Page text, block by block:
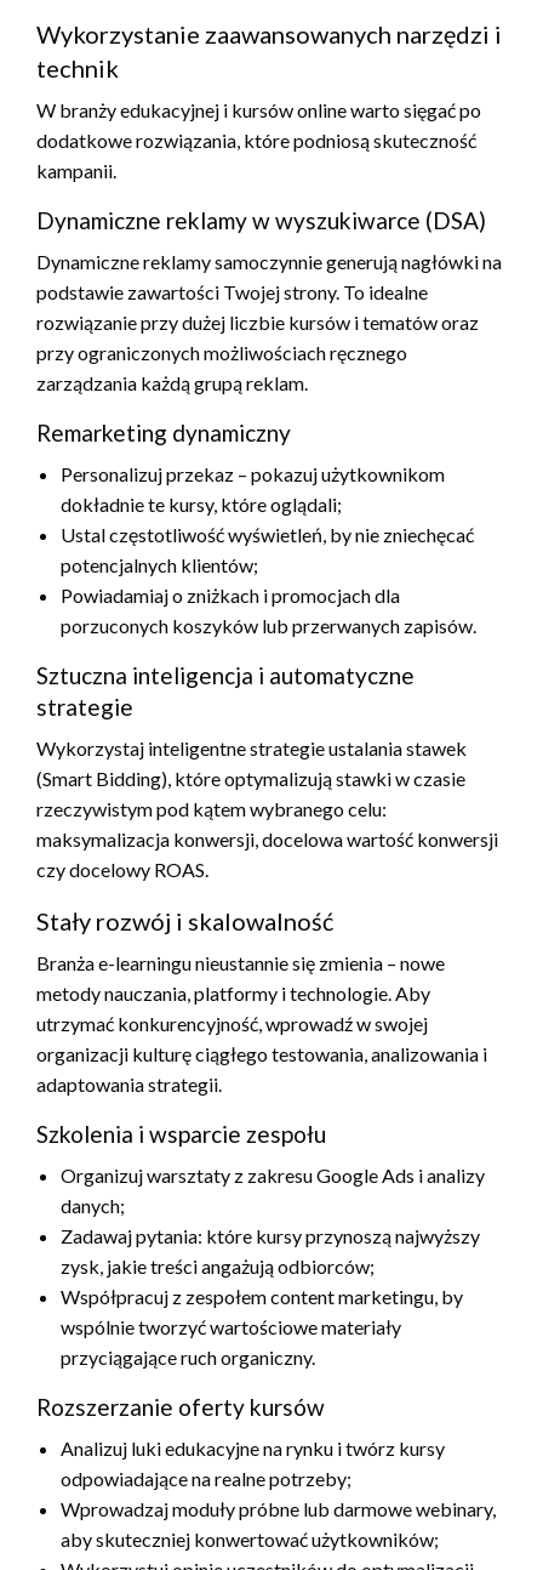
Wykorzystanie zaawansowanych narzędzi i
technik
W branży edukacyjnej i kursów online warto sięgać po
dodatkowe rozwiązania, które podniosą skuteczność
kampanii.
Dynamiczne reklamy w wyszukiwarce (DSA)
Dynamiczne reklamy samoczynnie generują nagłówki na
podstawie zawartości Twojej strony. To idealne
rozwiązanie przy dużej liczbie kursów i tematów oraz
przy ograniczonych możliwościach ręcznego
zarządzania każdą grupą reklam.
Remarketing dynamiczny
Personalizuj przekaz – pokazuj użytkownikom
dokładnie te kursy, które oglądali;
Ustal częstotliwość wyświetleń, by nie zniechęcać
potencjalnych klientów;
Powiadamiaj o zniżkach i promocjach dla
porzuconych koszyków lub przerwanych zapisów.
Sztuczna inteligencja i automatyczne
strategie
Wykorzystaj inteligentne strategie ustalania stawek
(Smart Bidding), które optymalizują stawki w czasie
rzeczywistym pod kątem wybranego celu:
maksymalizacja konwersji, docelowa wartość konwersji
czy docelowy ROAS.
Stały rozwój i skalowalność
Branża e-learningu nieustannie się zmienia – nowe
metody nauczania, platformy i technologie. Aby
utrzymać konkurencyjność, wprowadź w swojej
organizacji kulturę ciągłego testowania, analizowania i
adaptowania strategii.
Szkolenia i wsparcie zespołu
Organizuj warsztaty z zakresu Google Ads i analizy
danych;
Zadawaj pytania: które kursy przynoszą najwyższy
zysk, jakie treści angażują odbiorców;
Współpracuj z zespołem content marketingu, by
wspólnie tworzyć wartościowe materiały
przyciągające ruch organiczny.
Rozszerzanie oferty kursów
Analizuj luki edukacyjne na rynku i twórz kursy
odpowiadające na realne potrzeby;
Wprowadzaj moduły próbne lub darmowe webinary,
aby skuteczniej konwertować użytkowników;